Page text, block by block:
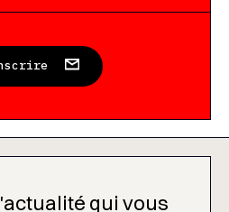
qui vous